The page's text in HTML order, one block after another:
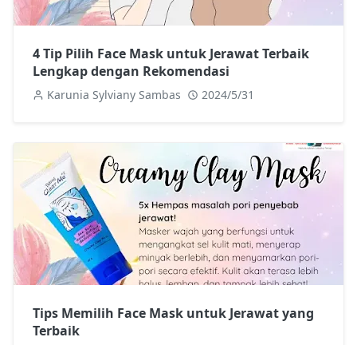
4 Tip Pilih Face Mask untuk Jerawat Terbaik
Lengkap dengan Rekomendasi
Karunia Sylviany Sambas 2024/5/31
Tips Memilih Face Mask untuk Jerawat yang
Terbaik